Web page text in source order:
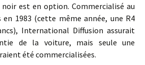
est en option. Commercialisé au
en 1983 (cette même année, une R4
International Diffusion assurait
de la voiture, mais seule une
été commercialisées.